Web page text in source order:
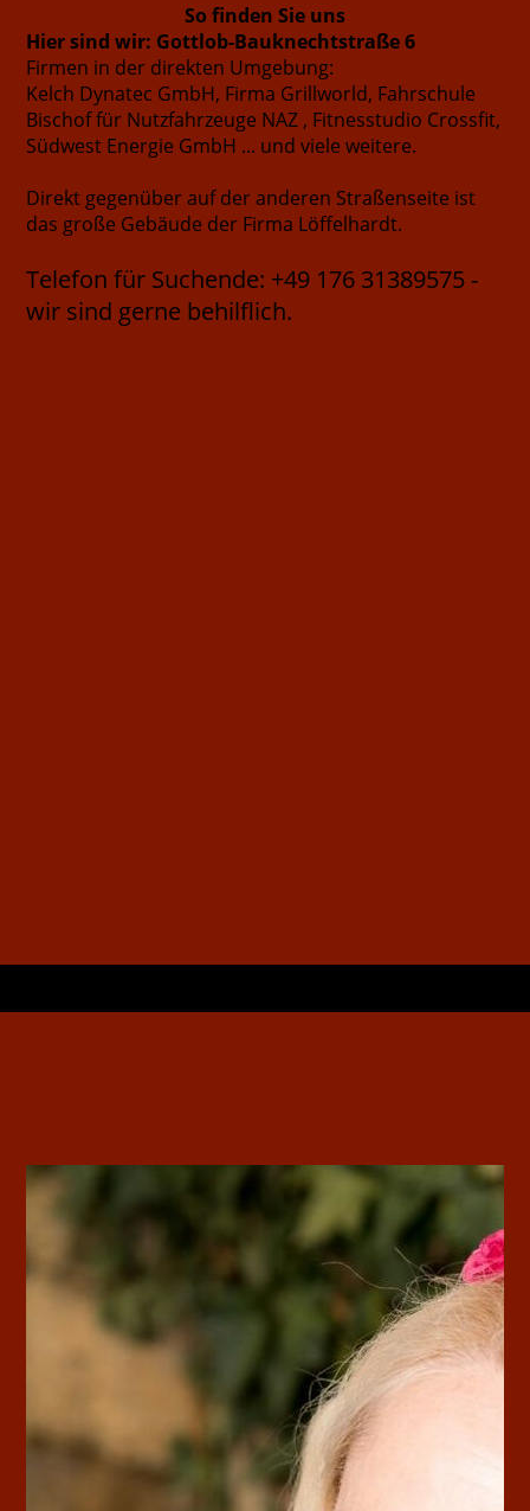
So finden Sie uns
Hier sind wir: Gottlob-Bauknechtstraße 6
Firmen in der direkten Umgebung:
Kelch Dynatec GmbH, Firma Grillworld, Fahrschule
Bischof für Nutzfahrzeuge NAZ , Fitnesstudio Crossfit,
Südwest Energie GmbH ... und viele weitere.
Direkt gegenüber auf der anderen Straßenseite ist
das große Gebäude der Firma Löffelhardt.
Telefon für Suchende: +49 176 31389575 -
wir sind gerne behilflich.